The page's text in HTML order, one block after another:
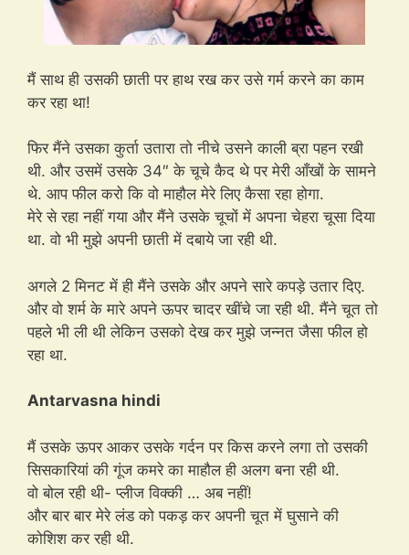
मैं साथ ही उसकी छाती पर हाथ रख कर उसे गर्म करने का काम
कर रहा था!
फिर मैंने उसका कुर्ता उतारा तो नीचे उसने काली ब्रा पहन रखी
थी. और उसमें उसके 34″ के चूचे कैद थे पर मेरी आँखों के सामने
थे. आप फील करो कि वो माहौल मेरे लिए कैसा रहा होगा.
मेरे से रहा नहीं गया और मैंने उसके चूचों में अपना चेहरा चूसा दिया
था. वो भी मुझे अपनी छाती में दबाये जा रही थी.
अगले 2 मिनट में ही मैंने उसके और अपने सारे कपड़े उतार दिए.
और वो शर्म के मारे अपने ऊपर चादर खींचे जा रही थी. मैंने चूत तो
पहले भी ली थी लेकिन उसको देख कर मुझे जन्नत जैसा फील हो
रहा था.
Antarvasna hindi
मैं उसके ऊपर आकर उसके गर्दन पर किस करने लगा तो उसकी
सिसकारियां की गूंज कमरे का माहौल ही अलग बना रही थी.
वो बोल रही थी- प्लीज विक्की … अब नहीं!
और बार बार मेरे लंड को पकड़ कर अपनी चूत में घुसाने की
कोशिश कर रही थी.